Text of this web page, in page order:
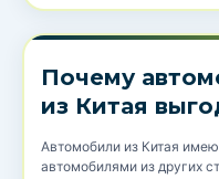
Почему
из Китая
Автомобили из Китая
автомобилями из других